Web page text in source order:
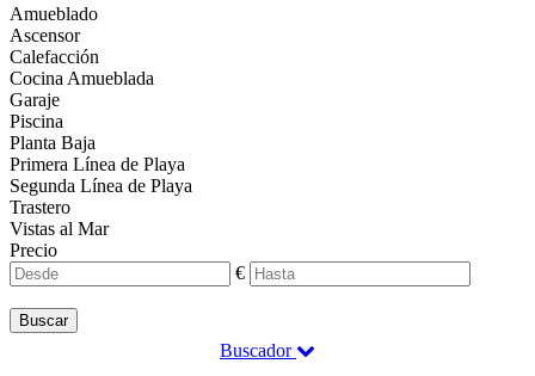
Amueblado
Ascensor
Calefacción
Cocina Amueblada
Garaje
Piscina
Planta Baja
Primera Línea de Playa
Segunda Línea de Playa
Trastero
Vistas al Mar
Precio
€
Buscar
Buscador